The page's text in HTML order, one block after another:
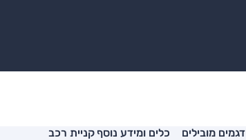
דגמים מובילים כלים ומידע נוסף קניית רכב